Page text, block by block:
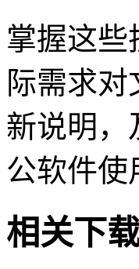
掌握这些
际需求
新说明，
公软件使
相关下